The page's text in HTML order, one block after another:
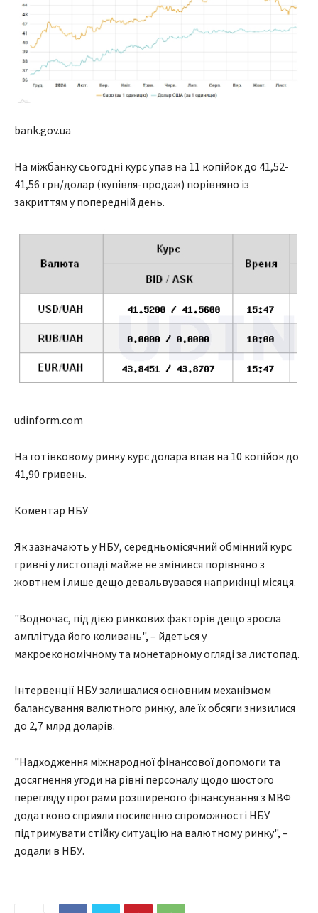
bank.gov.ua
На міжбанку сьогодні курс упав на 11 копійок до 41,52-
41,56 грн/долар (купівля-продаж) порівняно із
закриттям у попередній день.
udinform.com
На готівковому ринку курс долара впав на 10 копійок до
41,90 гривень.
Коментар НБУ
Як зазначають у НБУ, середньомісячний обмінний курс
гривні у листопаді майже не змінився порівняно з
жовтнем і лише дещо девальвувався наприкінці місяця.
"Водночас, під дією ринкових факторів дещо зросла
амплітуда його коливань", – йдеться у
макроекономічному та монетарному огляді за листопад.
Інтервенції НБУ залишалися основним механізмом
балансування валютного ринку, але їх обсяги знизилися
до 2,7 млрд доларів.
"Надходження міжнародної фінансової допомоги та
досягнення угоди на рівні персоналу щодо шостого
перегляду програми розширеного фінансування з МВФ
додатково сприяли посиленню спроможності НБУ
підтримувати стійку ситуацію на валютному ринку", –
додали в НБУ.